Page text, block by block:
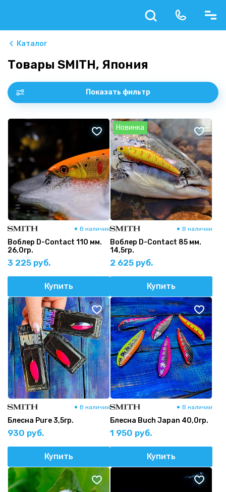
Каталог
Товары SMITH, Япония
Показать фильтр
В наличии
Воблер D-Contact 110 мм.
26,0гр.
3 225 руб.
Купить
Новинка
В наличии
Воблер D-Contact 85 мм.
14,5гр.
2 625 руб.
Купить
В наличии
Блесна Pure 3,5гр.
930 руб.
Купить
В наличии
Блесна Buch Japan 40,0гр.
1 950 руб.
Купить